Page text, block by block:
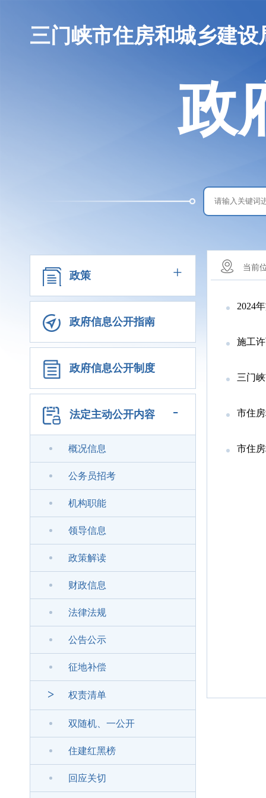
三门峡市住房和城乡建设
政
政策 +
政府信息公开指南
政府信息公开制度
法定主动公开内容 -
概况信息
公务员招考
机构职能
领导信息
政策解读
财政信息
法律法规
公告公示
征地补偿
> 权责清单
双随机、一公开
住建红黑榜
回应关切
当前
2024
施工
三门
市住房
市住